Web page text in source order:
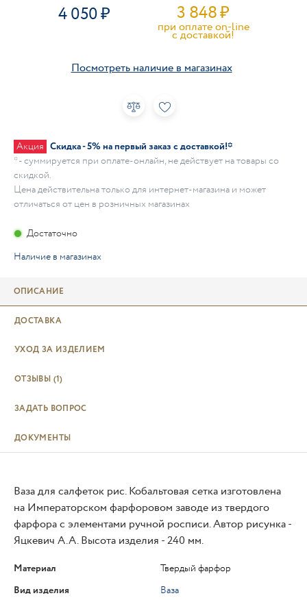
4 050 3 848₽
при оплате on-line
c доставкой!
Посмотреть наличие в магазинах
Акция Скидка - 5% на первый заказ с доставкой!*
* - суммируется при оплате-онлайн, не действует на товары со
скидкой.
Цена действительна только для интернет-магазина и может
отличаться от цен в розничных магазинах
Достаточно
Наличие в магазинах
ОПИСАНИЕ
ДОСТАВКА
УХОД ЗА ИЗДЕЛИЕМ
ОТЗЫВЫ (1)
ЗАДАТЬ ВОПРОС
ДОКУМЕНТЫ
Ваза для салфеток рис. Кобальтовая сетка изготовлена
на Императорском фарфоровом заводе из твердого
фарфора с элементами ручной росписи. Автор рисунка -
Яцкевич А.А. Высота изделия - 240 мм.
Материал
Твердый фарфор
Вид изделия
Ваза